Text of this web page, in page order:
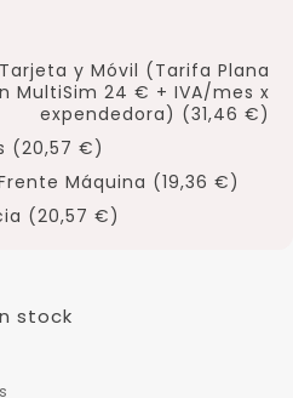
y Móvil (Tarifa Plana
MultiSim 24 € + IVA/mes x
expendedora) (31,46 €)
(20,57 €)
Máquina (19,36 €)
(20,57 €)
stock